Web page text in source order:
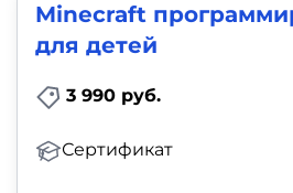
Minecraft
для детей
3 990 руб.
Сертификат
Иностранный
детей